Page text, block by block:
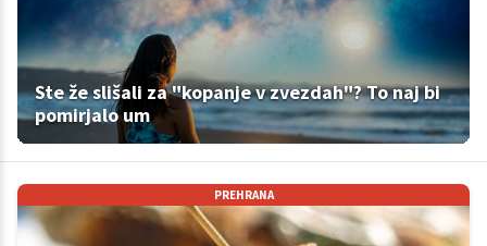
Ste že slišali za "kopanje v zvezdah"? To naj bi
pomirjalo um
PREHRANA